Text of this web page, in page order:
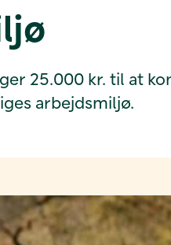
25.000 kr. til at
arbejdsmiljø.